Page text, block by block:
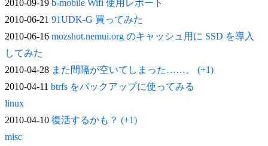
2010-09-19 b-mobile Wifi 使用レポート
2010-06-21 91UDK-G 買ってみた
2010-06-16 mozshot.nemui.org のキャッシュ用に SSD を導入
してみた
2010-04-28 また間隔が空いてしまった……。 (+1)
2010-04-11 btrfs をバックアップに使ってみる
linux
2010-04-10 復活するかも？ (+1)
misc